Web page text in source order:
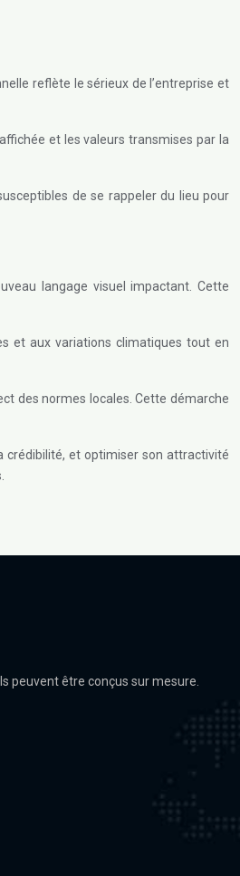
reflète le sérieux de l’entreprise et
et les valeurs transmises par la
de se rappeler du lieu pour
langage visuel impactant. Cette
et aux variations climatiques tout en
des normes locales. Cette démarche
crédibilité, et optimiser son attractivité
peuvent être conçus sur mesure.